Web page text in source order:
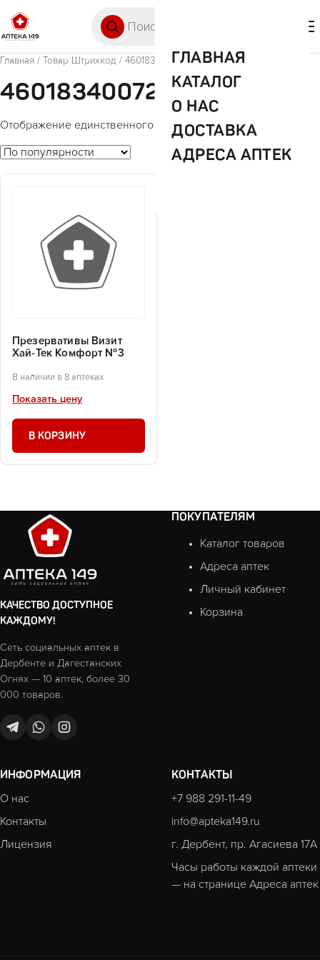
ГЛАВНАЯ
КАТАЛОГ
О НАС
ДОСТАВКА
АДРЕСА АПТЕК
Главная / Товар Штрихкод / 4601834007263
4601834007263
Отображение единственного товара
Презервативы Визит
Хай-Тек Комфорт №3
В наличии в 8 аптеках
Показать цену
В КОРЗИНУ
КАЧЕСТВО ДОСТУПНОЕ
КАЖДОМУ!
Сеть социальных аптек в
Дербенте и Дагестанских
Огнях — 10 аптек, более 30
000 товаров.
ПОКУПАТЕЛЯМ
Каталог товаров
Адреса аптек
Личный кабинет
Корзина
ИНФОРМАЦИЯ
О нас
Контакты
Лицензия
КОНТАКТЫ
+7 988 291-11-49
info@apteka149.ru
г. Дербент, пр. Агасиева 17А
Часы работы каждой аптеки
— на странице Адреса аптек